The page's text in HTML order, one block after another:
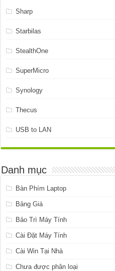
Sharp
Starbilas
StealthOne
SuperMicro
Synology
Thecus
USB to LAN
Danh mục
Bàn Phím Laptop
Bảng Giá
Bảo Trì Máy Tính
Cài Đặt Máy Tính
Cài Win Tại Nhà
Chưa được phân loại